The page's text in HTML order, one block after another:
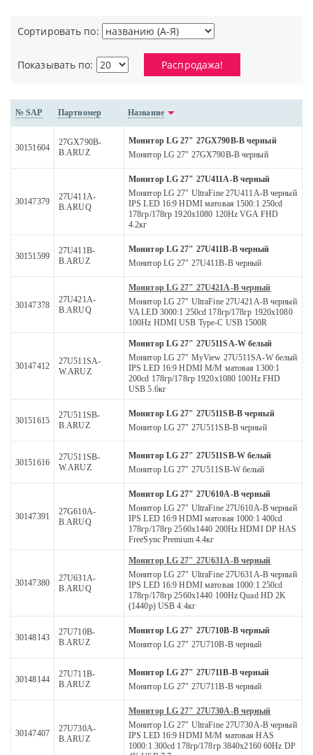
Сортировать по:
Показывать по: Распродажа!
№ SAP Партномер Название
30151604
27GX790B-
B.ARUZ
Монитор LG 27" 27GX790B-B черный
Монитор LG 27" 27GX790B-B черный
30147379
27U411A-
B.ARUQ
Монитор LG 27" 27U411A-B черный
Монитор LG 27" UltraFine 27U411A-B черный
IPS LED 16:9 HDMI матовая 1500:1 250cd
178гр/178гр 1920x1080 120Hz VGA FHD
4.2кг
30151599
27U411B-
B.ARUZ
Монитор LG 27" 27U411B-B черный
Монитор LG 27" 27U411B-B черный
30147378
27U421A-
B.ARUQ
Монитор LG 27" 27U421A-B черный
Монитор LG 27" UltraFine 27U421A-B черный
VA LED 3000:1 250cd 178гр/178гр 1920x1080
100Hz HDMI USB Type-C USB 1500R
30147412
27U511SA-
W.ARUZ
Монитор LG 27" 27U511SA-W белый
Монитор LG 27" MyView 27U511SA-W белый
IPS LED 16:9 HDMI M/M матовая 1300:1
200cd 178гр/178гр 1920x1080 100Hz FHD
USB 5.6кг
30151615
27U511SB-
B.ARUZ
Монитор LG 27" 27U511SB-B черный
Монитор LG 27" 27U511SB-B черный
30151616
27U511SB-
W.ARUZ
Монитор LG 27" 27U511SB-W белый
Монитор LG 27" 27U511SB-W белый
30147391
27G610A-
B.ARUQ
Монитор LG 27" 27U610A-B черный
Монитор LG 27" UltraFine 27U610A-B черный
IPS LED 16:9 HDMI матовая 1000:1 400cd
178гр/178гр 2560x1440 200Hz HDMI DP HAS
FreeSync Premium 4.4кг
30147380
27U631A-
B.ARUQ
Монитор LG 27" 27U631A-B черный
Монитор LG 27" UltraFine 27U631A-B черный
IPS LED 16:9 HDMI матовая 1000:1 250cd
178гр/178гр 2560x1440 100Hz Quad HD 2K
(1440p) USB 4.4кг
30148143
27U710B-
B.ARUZ
Монитор LG 27" 27U710B-B черный
Монитор LG 27" 27U710B-B черный
30148144
27U711B-
B.ARUZ
Монитор LG 27" 27U711B-B черный
Монитор LG 27" 27U711B-B черный
30147407
27U730A-
B.ARUZ
Монитор LG 27" 27U730A-B черный
Монитор LG 27" UltraFine 27U730A-B черный
IPS LED 16:9 HDMI M/M матовая HAS
1000:1 300cd 178гр/178гр 3840x2160 60Hz DP